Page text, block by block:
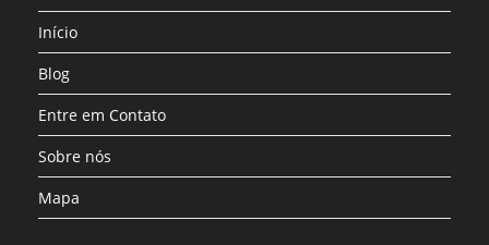
nova
aba
Início
Blog
Entre em Contato
Sobre nós
Mapa